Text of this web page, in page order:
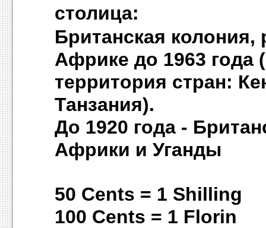
столица:
Британская колония,
Африке до 1963 года
территория стран:
Танзания).
До 1920 года -
Африки и Уганды
50 Cents = 1
100 Сеnts = 1 Florin